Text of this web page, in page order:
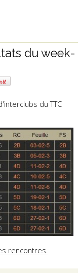
du week-
du TTC
rencontres.